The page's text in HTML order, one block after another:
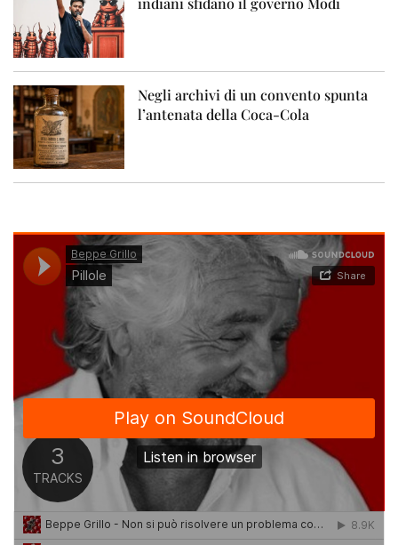
Negli archivi di un convento spunta
l’antenata della Coca-Cola